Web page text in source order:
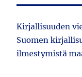
Kirjallisuuden
Suomen
ilmestymistä